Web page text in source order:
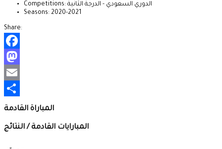
Competitions: الدوري السعودي - الدرجة الثانية
Seasons: 2020-2021
Share:
Facebook
Mastodon
Email
Share
المباراة القادمة
المبارايات القادمة / النتائج